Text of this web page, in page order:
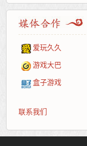
265G
腾讯游戏
新浪页游
联系我们